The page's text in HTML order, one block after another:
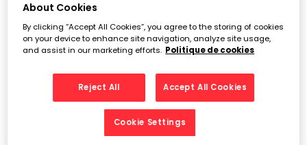
About Cookies
By clicking “Accept All Cookies”, you agree to the storing of cookies
on your device to enhance site navigation, analyze site usage,
and assist in our marketing efforts. Politique de cookies
Reject All Accept All Cookies
Cookie Settings